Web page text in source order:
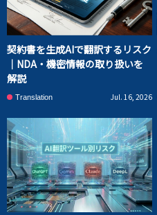
契約書を生成AIで翻訳するリスク
｜NDA・機密情報の取り扱いを
解説
Translation Jul. 16, 2026